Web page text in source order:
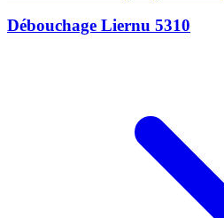
Débouchage Liernu 5310